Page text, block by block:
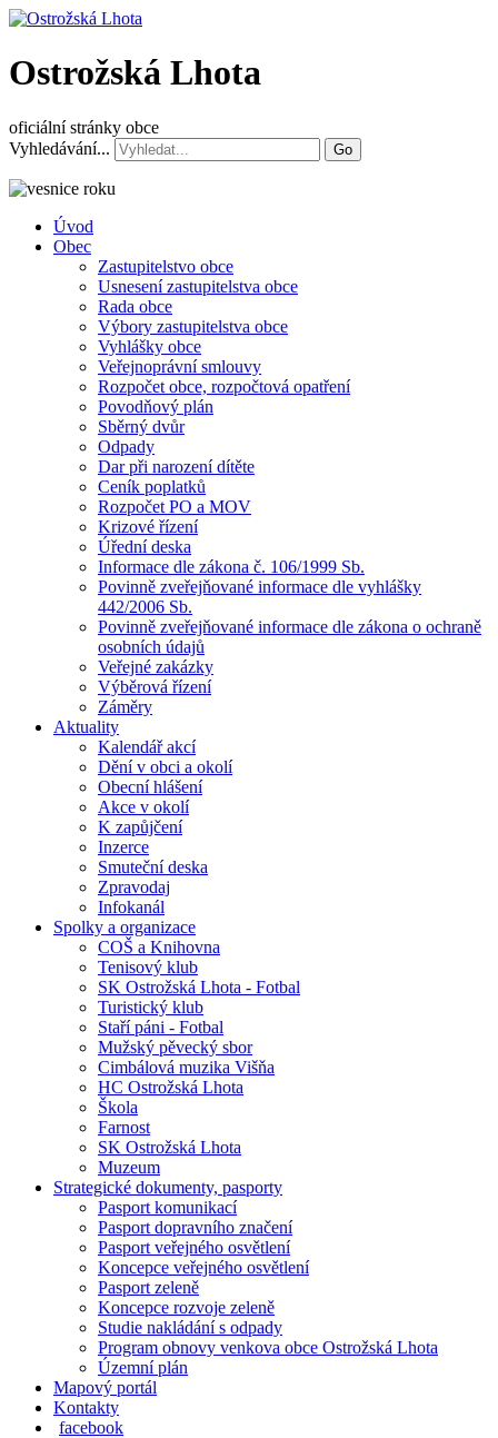
Ostrožská Lhota
oficiální stránky obce
Vyhledávání...
Go
Úvod
Obec
Zastupitelstvo obce
Usnesení zastupitelstva obce
Rada obce
Výbory zastupitelstva obce
Vyhlášky obce
Veřejnoprávní smlouvy
Rozpočet obce, rozpočtová opatření
Povodňový plán
Sběrný dvůr
Odpady
Dar při narození dítěte
Ceník poplatků
Rozpočet PO a MOV
Krizové řízení
Úřední deska
Informace dle zákona č. 106/1999 Sb.
Povinně zveřejňované informace dle vyhlášky
442/2006 Sb.
Povinně zveřejňované informace dle zákona o ochraně
osobních údajů
Veřejné zakázky
Výběrová řízení
Záměry
Aktuality
Kalendář akcí
Dění v obci a okolí
Obecní hlášení
Akce v okolí
K zapůjčení
Inzerce
Smuteční deska
Zpravodaj
Infokanál
Spolky a organizace
COŠ a Knihovna
Tenisový klub
SK Ostrožská Lhota - Fotbal
Turistický klub
Staří páni - Fotbal
Mužský pěvecký sbor
Cimbálová muzika Višňa
HC Ostrožská Lhota
Škola
Farnost
SK Ostrožská Lhota
Muzeum
Strategické dokumenty, pasporty
Pasport komunikací
Pasport dopravního značení
Pasport veřejného osvětlení
Koncepce veřejného osvětlení
Pasport zeleně
Koncepce rozvoje zeleně
Studie nakládání s odpady
Program obnovy venkova obce Ostrožská Lhota
Územní plán
Mapový portál
Kontakty
facebook